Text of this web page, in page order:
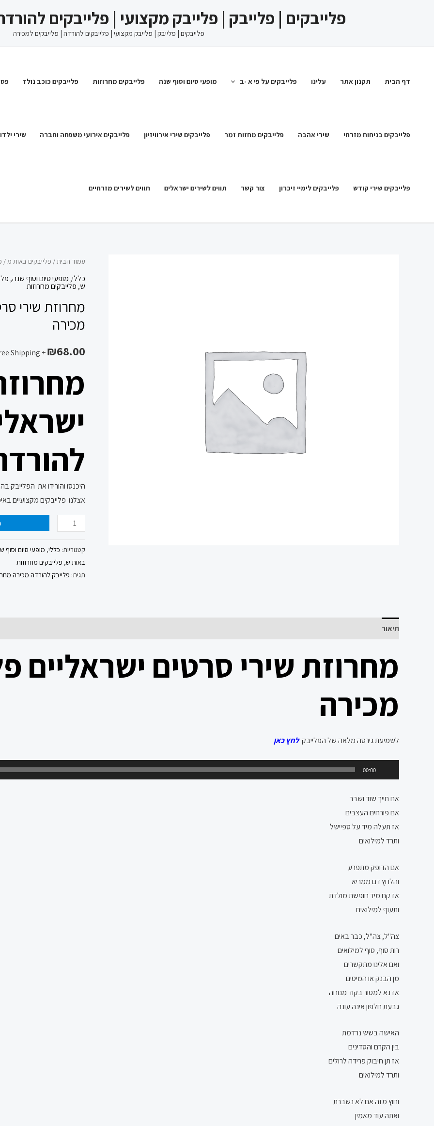
פלייבקים | פלייבק | פלייבק מקצועי | פלייבקים
פלייבקים | פלייבק | פלייבק מקצועי | פלייבקים להורדה | פלייבקים למכירה
דף הבית תקנון אתר עלינו פלייבקים על פי א -ב מופעי סיום וסוף שנה פלייבקים מחרוזות פלייבקים כוכב נולד
פלייבקים בניחוח מזרחי שירי אהבה פלייבקים מחזות זמר פלייבקים שירי אירוויזיון פלייבקים אירועי משפחה וחברה שירי
פלייבקים שירי קודש פלייבקים לימיי זיכרון צור קשר תווים לשירים ישראלים תווים לשירים מזרחיים
עמוד הבית/ פלייבקים באות מ/
כללי, מופעי סיום וסוף שנה,
ש, פלייבקים מחרוזות
מחרוזת שירי
מכירה
₪68.00
+ Free Shipping
היכנסו והורידו את הפלייבק
אצלנו פלייבקים מקצועיים
כמות
של
מחרוזת
שירי
ישראליים
מכירה
קטגוריות: כללי, מופעי סיום וסוף
באות ש, פלייבקים מחרוזות
תגית: פלייבק להורדה מכירה
תיאור
מחרוזת שירי סרטים ישראליים
מכירה
לשמיעת גירסה מלאה של הפלייבקלחץ כאן
אודיו
00:00
אם חייך שוד ושבר
אם פורחים העצבים
אז תעלה מיד על ספיישל
ותרד למילואים
אם הדופק מתפרע
והלחץ דם ממריא
אז קח מיד חופשת מולדת
ותעוף למילואים
צה"ל, צה"ל, כבר באים
רות סוף, סוף למילואים
ואם אלינו מתקשרים
מן הבנק או המיסים
אז נא למסור בקוד מנוחה
גבעת חלפון אינה עונה
האישה בשש נרדמת
בין הקרם והסדינים
אז תן חיבוק פרידה לרולים
ותרד למילואים
וחוץ מזה אם לא נשברת
ואתה עוד מאמין